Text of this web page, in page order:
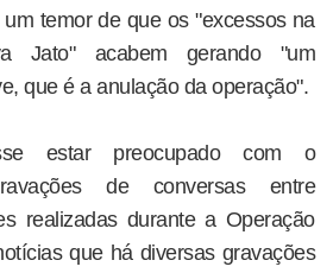
temor de que os "excessos na
Jato" acabem gerando "um
que é a anulação da operação".
estar preocupado com o
de conversas entre
realizadas durante a Operação
que há diversas gravações